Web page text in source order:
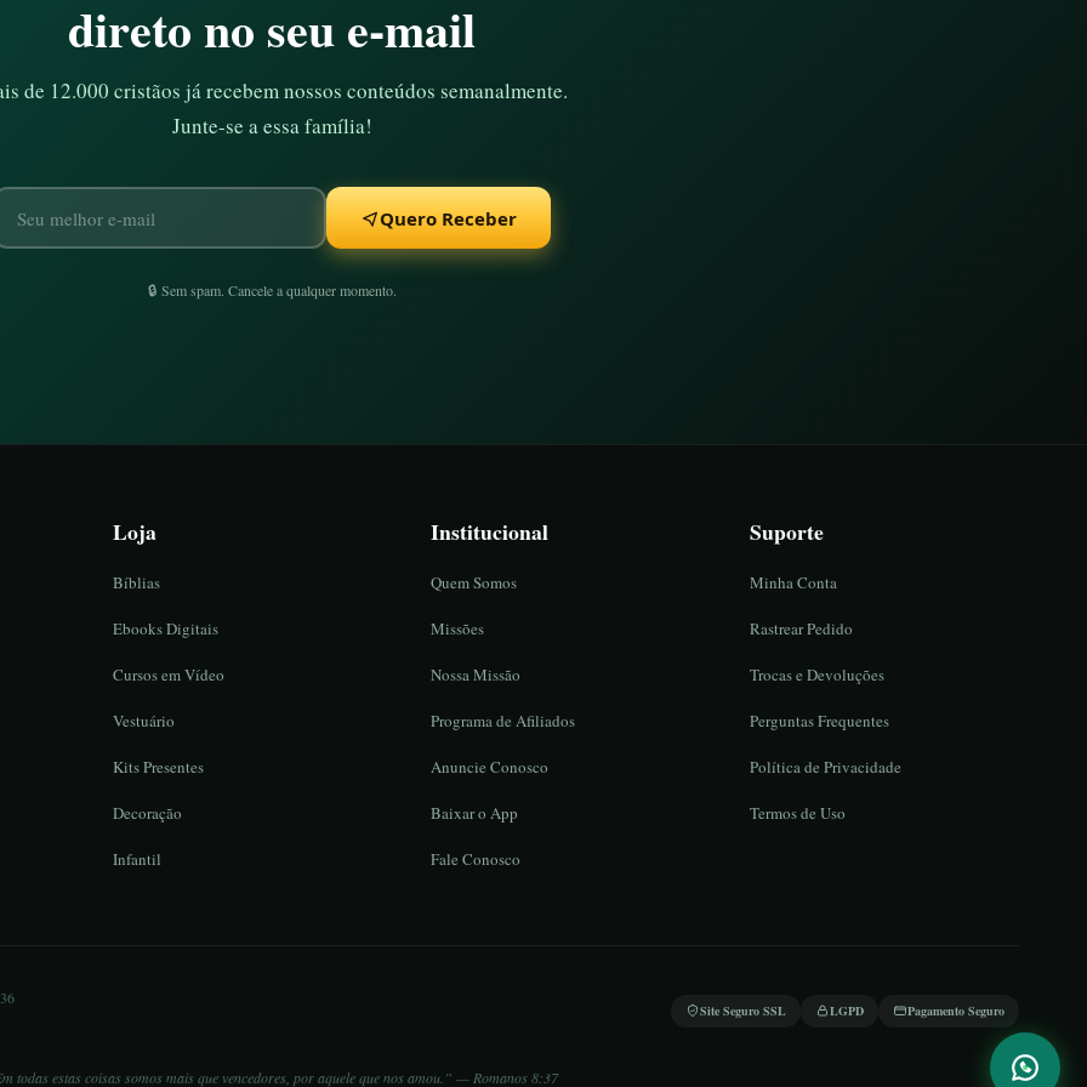
direto no seu e-mail
de 12.000 cristãos já recebem nossos conteúdos semanalmente.
Junte-se a essa família!
Quero Receber
🔒 Sem spam. Cancele a qualquer momento.
Loja
Bíblias
Ebooks Digitais
Cursos em Vídeo
Vestuário
Kits Presentes
Decoração
Infantil
Institucional
Quem Somos
Missões
Nossa Missão
Programa de Afiliados
Anuncie Conosco
Baixar o App
Fale Conosco
Suporte
Minha Conta
Rastrear Pedido
Trocas e Devoluções
Perguntas Frequentes
Política de Privacidade
Termos de Uso
Site Seguro SSL LGPD Pagamento Seguro
todas estas coisas somos mais que vencedores, por aquele que nos amou.” — Romanos 8:37